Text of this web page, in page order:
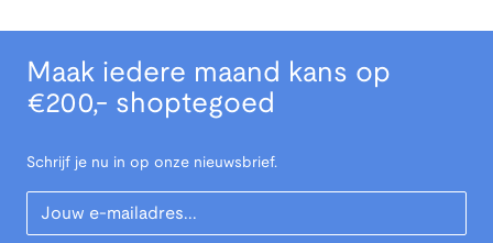
Maak iedere maand kans op
€200,- shoptegoed
Schrijf je nu in op onze nieuwsbrief.
Your Email